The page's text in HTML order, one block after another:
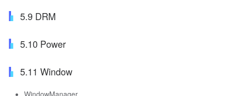
5.9 DRM
5.10 Power
5.11 Window
WindowManager